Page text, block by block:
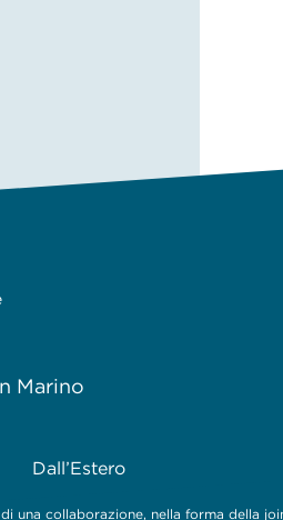
Marino
Dall’Estero
una collaborazione, nella forma della